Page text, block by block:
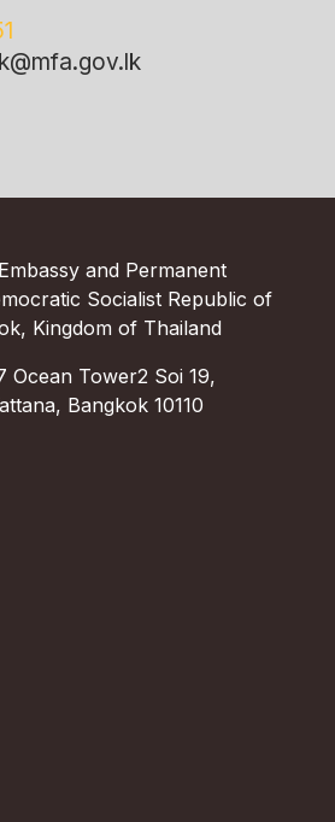
and Permanent
Socialist Republic of
Kingdom of Thailand
Ocean Tower2 Soi 19,
Bangkok 10110